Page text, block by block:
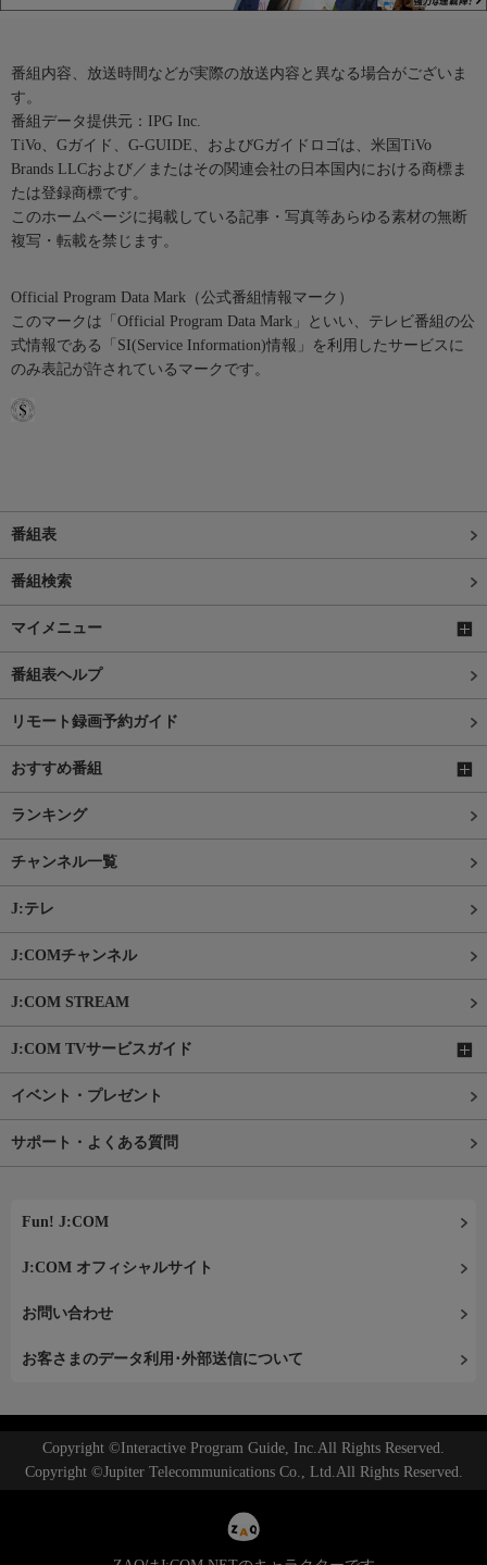
番組内容、放送時間などが実際の放送内容と異なる場合がございま
す。
番組データ提供元：IPG Inc.
TiVo、Gガイド、G-GUIDE、およびGガイドロゴは、米国TiVo
Brands LLCおよび／またはその関連会社の日本国内における商標ま
たは登録商標です。
このホームページに掲載している記事・写真等あらゆる素材の無断
複写・転載を禁じます。
Official Program Data Mark（公式番組情報マーク）
このマークは「Official Program Data Mark」といい、テレビ番組の公
式情報である「SI(Service Information)情報」を利用したサービスに
のみ表記が許されているマークです。
番組表
番組検索
マイメニュー
番組表ヘルプ
リモート録画予約ガイド
おすすめ番組
ランキング
チャンネル一覧
J:テレ
J:COMチャンネル
J:COM STREAM
J:COM TVサービスガイド
イベント・プレゼント
サポート・よくある質問
Fun! J:COM
J:COM オフィシャルサイト
お問い合わせ
お客さまのデータ利用･外部送信について
Copyright ©Interactive Program Guide, Inc.All Rights Reserved.
Copyright ©Jupiter Telecommunications Co., Ltd.All Rights Reserved.